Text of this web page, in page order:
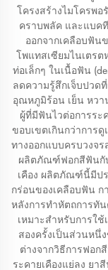
โครงสร้างไมโครพอ
คราบพลัค และแบค
ออกจากเคลือบฟั
โพแทสเซียมไนเตร
ท่อเล็กๆ ในเนื้อฟัน
ลดความรู้สึกเจ็บปวด
อุณหภูมิร้อน เย็น หว
ผู้ที่มีฟันไวต่อการร
ขอบเขตเกินกว่าการ
ทางออกแบบครบวงจ
ผลิตภัณฑ์ฟอกสีฟันกั
เคือง ผลิตภัณฑ์นี้มีป
กร่อนของเคลือบฟัน ก
หลังการทำหัตถการทั
เหมาะสำหรับการใ
สองครั้งเป็นส่วนหนึ่
ต่างจากวิธีการฟอก
ระคายเคืองแย่ลง ย